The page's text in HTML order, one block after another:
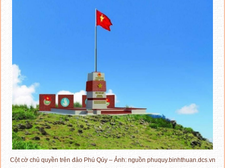
Cột cờ chủ quyền trên đảo Phú Qúy – Ảnh: nguồn phuquy.binhthuan.dcs.vn